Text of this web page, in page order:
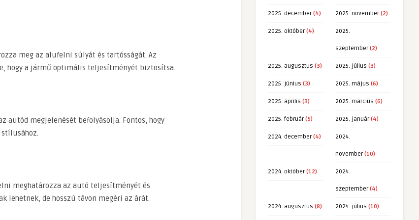
meg az alufelni súlyát és tartósságát. Az
hogy a jármű optimális teljesítményét biztosítsa.
megjelenését befolyásolja. Fontos, hogy
meghatározza az autó teljesítményét és
lehetnek, de hosszú távon megéri az árát.
2025. december(4) 2025. november(2)
2025. október(4) 2025.
szeptember(2)
2025. augusztus (3) 2025. július (3)
2025. június (3) 2025. május (6)
2025. április (3) 2025. március (6)
2025. február(5) 2025. január(4)
2024. december(4) 2024.
november(10)
2024. október(12) 2024.
szeptember(4)
2024. augusztus (8) 2024. július (10)